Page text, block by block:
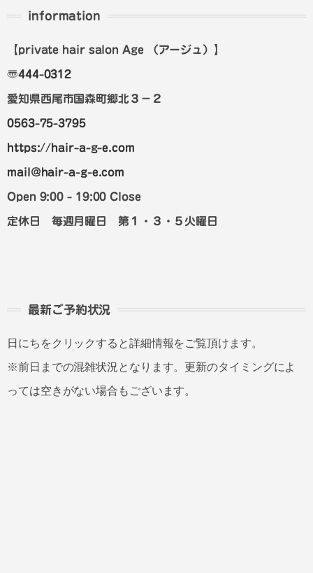
information
【private hair salon Age （アージュ） 】
〠444-0312
愛知県西尾市国森町郷北３－２
0563-75-3795
https://hair-a-g-e.com
mail@hair-a-g-e.com
Open 9:00 - 19:00 Close
定休日 毎週月曜日 第１・３・５火曜日
最新ご予約状況
日にちをクリックすると詳細情報をご覧頂けます。
※前日までの混雑状況となります。更新のタイミングによ
っては空きがない場合もございます。